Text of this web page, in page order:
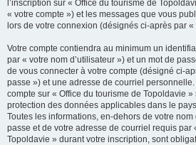
l’inscription sur « Office du tourisme de
« votre compte ») et les messages que vous
lors de votre connexion (désignés ci-après par
Votre compte contiendra au minimum un
par « votre nom d’utilisateur ») et un mot de
de vous connecter à votre compte (désigné ci-
passe ») et une adresse de courriel
compte sur « Office du tourisme de Topoldavie
protection des données applicables dans le
Toutes les informations, en-dehors de votre nom
passe et de votre adresse de courriel requis par
Topoldavie » durant votre inscription, sont